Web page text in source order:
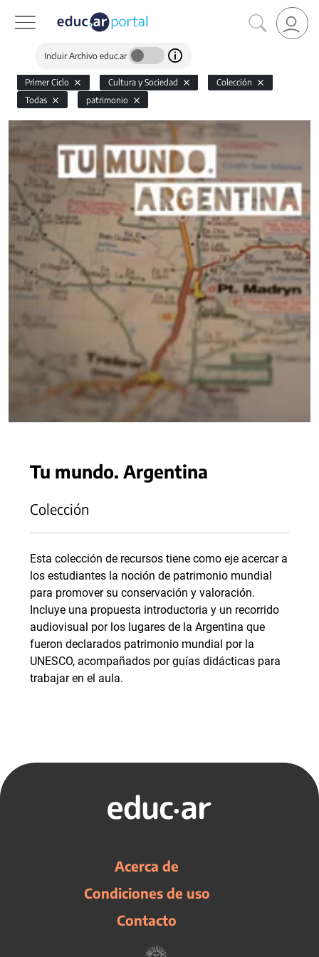
Incluir Archivo educ.ar
Primer Ciclo Cultura y Sociedad
Colección
Todas
patrimonio
Tu mundo. Argentina
Colección
Esta colección de recursos tiene como eje acercar a
los estudiantes la noción de patrimonio mundial
para promover su conservación y valoración.
Incluye una propuesta introductoria y un recorrido
audiovisual por los lugares de la Argentina que
fueron declarados patrimonio mundial por la
UNESCO, acompañados por guías didácticas para
trabajar en el aula.
Acerca de
Condiciones de uso
Contacto